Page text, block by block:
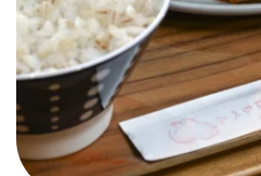
ABOUT US
Instagram
チケットプレゼン